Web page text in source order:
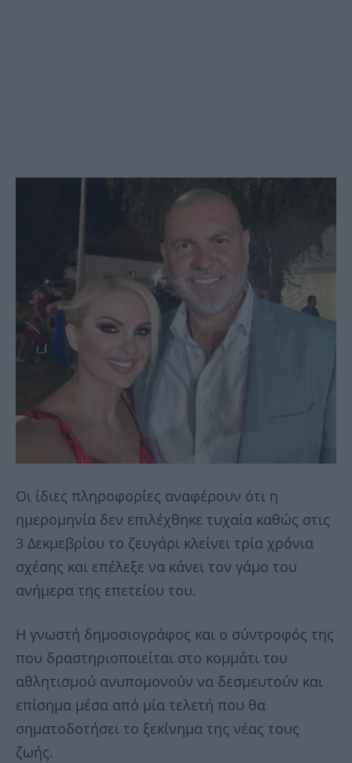
Οι ίδιες πληροφορίες αναφέρουν ότι η
ημερομηνία δεν επιλέχθηκε τυχαία καθώς στις
3 Δεκμεβρίου το ζευγάρι κλείνει τρία χρόνια
σχέσης και επέλεξε να κάνει τον γάμο του
ανήμερα της επετείου του.
Η γνωστή δημοσιογράφος και ο σύντροφός της
που δραστηριοποιείται στο κομμάτι του
αθλητισμού ανυπομονούν να δεσμευτούν και
επίσημα μέσα από μία τελετή που θα
σηματοδοτήσει το ξεκίνημα της νέας τους
ζωής.